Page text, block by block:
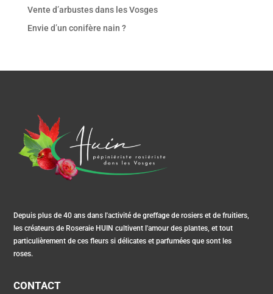
Vente d’arbustes dans les Vosges
Envie d’un conifère nain ?
Depuis plus de 40 ans dans l'activité de greffage de rosiers et de fruitiers,
les créateurs de Roseraie HUIN cultivent l'amour des plantes, et tout
particulièrement de ces fleurs si délicates et parfumées que sont les
roses.
CONTACT